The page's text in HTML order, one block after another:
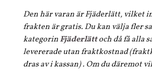
Den här varan är Fjäderlätt, vilket
frakten är gratis. Du kan välja fler
kategorinFjäderlättoch då få alla
levererade utan fraktkostnad
dras av i kassan) . Om du däremot